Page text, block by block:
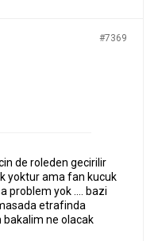
#7369
de roleden gecirilir
yoktur ama fan kucuk
problem yok …. bazi
etrafinda
ne olacak